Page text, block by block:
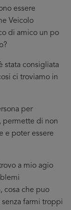
essere
Veicolo
di amico un po
stata consigliata
ci troviamo in
per
permette di non
e poter essere
a mio agio
cosa che puo
farmi troppi